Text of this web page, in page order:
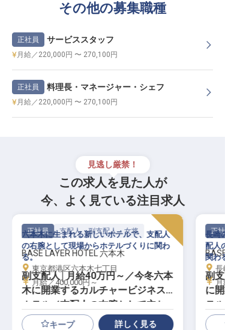
その他の募集職種
正社員 サービススタッフ
月給／220,000円 〜 270,100円
正社員 料理長・マネージャー・シェフ
月給／220,000円 〜 270,100円
見逃し厳禁！
この求人を見た人が
今、よく見ている注目求人
正社員 支配人・副支配人・女将
BASE LAYER HOTEL 六本木
副支配人│月給40万円～／今冬六本
木に開業するカルチャービジネス
ホテル／支配人の右腕として立ち
上げに参画
六本木に生まれる新しいホテルで、支配人
の右腕として現場からホテルづくりに関わ
る。
東京都港区六本木七丁目
月給／400,000円～
キープ 詳しく見る
正社
副
に
テ
げに
長崎
配人
関わ
長
月